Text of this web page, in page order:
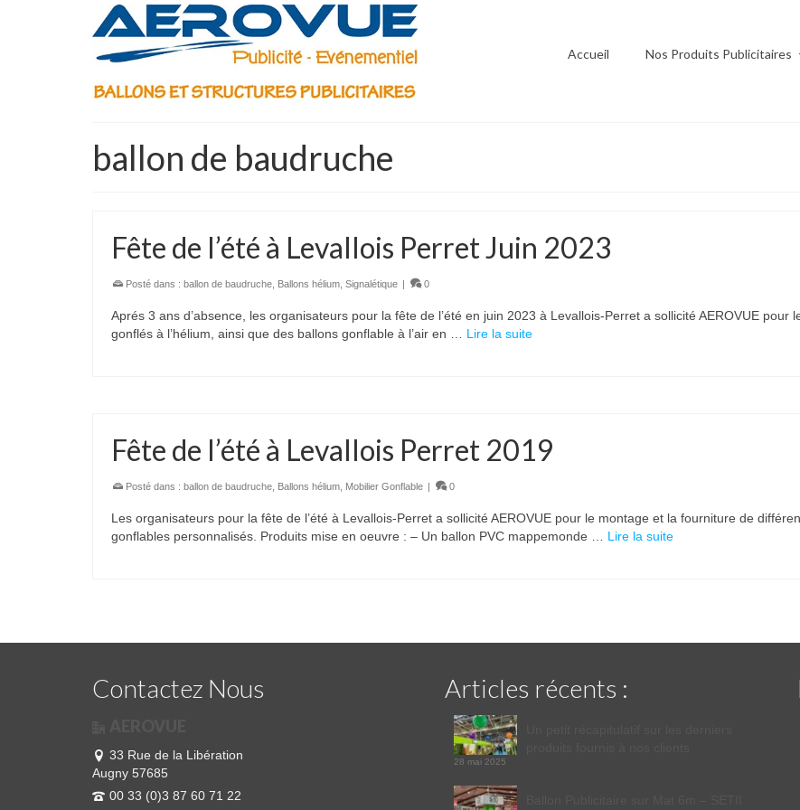
Accueil Nos Produits Publicitaires
ballon de baudruche
Fête de l’été à Levallois Perret Juin 2023
Posté dans : ballon de baudruche Ballons hélium Signalétique | 0
Aprés 3 ans d’absence, les organisateurs pour la fête de l’été en juin 2023 à Levallois-Perret a sollicité AEROVUE
gonflés à l’hélium, ainsi que des ballons gonflable à l’air en … Lire la suite
Fête de l’été à Levallois Perret 2019
Posté dans : ballon de baudruche Ballons hélium Mobilier Gonflable | 0
Les organisateurs pour la fête de l’été à Levallois-Perret a sollicité AEROVUE pour le montage et la fourniture de
gonflables personnalisés. Produits mise en oeuvre : – Un ballon PVC mappemonde … Lire la suite
Contactez Nous
33 Rue de la Libération
Augny 57685
00 33 (0)3 87 60 71 22
Articles récents :
28 mai 2025